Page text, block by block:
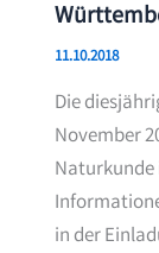
11.10.2018
Die
November
in der